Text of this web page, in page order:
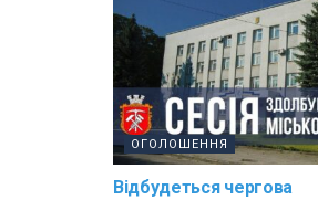
ОГОЛОШЕННЯ
Відбудеться чергова